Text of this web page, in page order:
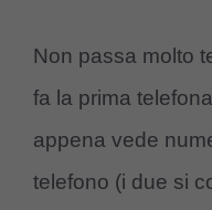
Non passa molto
fa la prima
appena vede
telefono (i due si